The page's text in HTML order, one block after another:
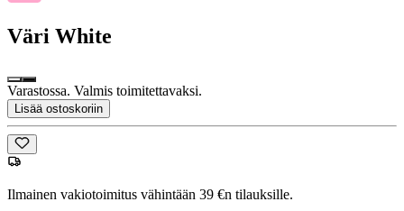
Väri White
Varastossa. Valmis toimitettavaksi.
Lisää ostoskoriin
Ilmainen vakiotoimitus vähintään 39 €n tilauksille.